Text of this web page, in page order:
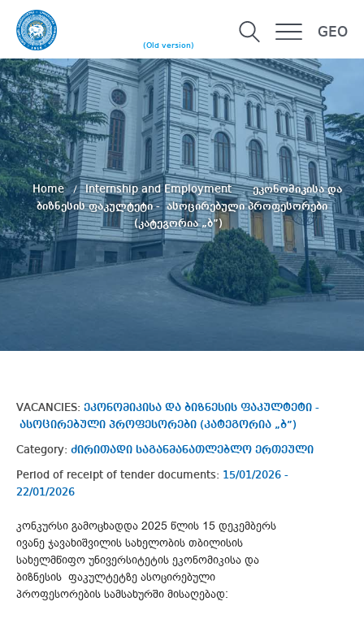
(Old version)
GEO
Home Internship and Employment
ეკონომიკისა და
ბიზნესის ფაკულტეტი - ასოცირებული პროფესორები
(კატეგორია „ბ”)
VACANCIES: ეკონომიკისა და ბიზნესის ფაკულტეტი -
ასოცირებული პროფესორები (კატეგორია „ბ”)
Category: ძირითადი საგანმანათლებლო ერთეული
Period of receipt of tender documents: 15/01/2026 -
22/01/2026
კონკურსი გამოცხადდა 2025 წლის 15 დეკემბერს
ივანე ჯავახიშვილის სახელობის თბილისის
სახელმწიფო უნივერსიტეტის ეკონომიკისა და
ბიზნესის ფაკულტეტზე ასოცირებული
პროფესორების სამსახურში მისაღებად: